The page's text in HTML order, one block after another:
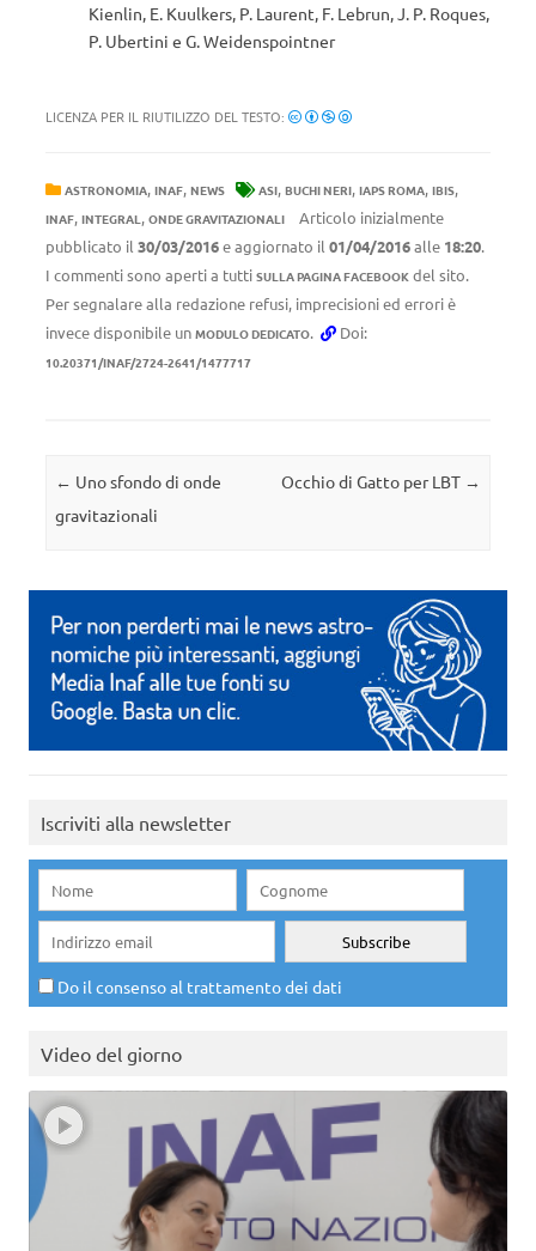
Kienlin, E. Kuulkers, P. Laurent, F. Lebrun, J. P. Roques,
P. Ubertini e G. Weidenspointner
LICENZA PER IL RIUTILIZZO DEL TESTO:
ASTRONOMIA, INAF, NEWS ASI, BUCHI NERI, IAPS ROMA, IBIS,
INAF, INTEGRAL, ONDE GRAVITAZIONALI
Articolo inizialmente
pubblicato il 30/03/2016e aggiornato il 01/04/2016alle 18:20.
I commenti sono aperti a tutti SULLA PAGINA FACEBOOK del sito.
Per segnalare alla redazione refusi, imprecisioni ed errori è
invece disponibile un MODULO DEDICATO. Doi:
10.20371/INAF/2724-2641/1477717
Navigazione articolo
← Uno sfondo di onde
gravitazionali
Occhio di Gatto per LBT →
Iscriviti alla newsletter
Do il consenso al trattamento dei dati
Video del giorno